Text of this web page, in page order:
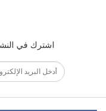
اشترك في